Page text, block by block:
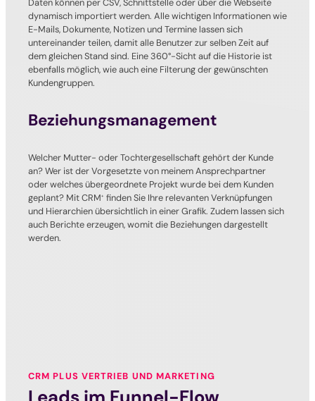
Daten können per CSV, Schnittstelle oder über die Webseite
dynamisch importiert werden. Alle wichtigen Informationen wie
E-Mails, Dokumente, Notizen und Termine lassen sich
untereinander teilen, damit alle Benutzer zur selben Zeit auf
dem gleichen Stand sind. Eine 360°-Sicht auf die Historie ist
ebenfalls möglich, wie auch eine Filterung der gewünschten
Kundengruppen.
Beziehungsmanagement
Welcher Mutter- oder Tochtergesellschaft gehört der Kunde
an? Wer ist der Vorgesetzte von meinem Ansprechpartner
oder welches übergeordnete Projekt wurde bei dem Kunden
geplant? Mit CRM+ finden Sie Ihre relevanten Verknüpfungen
und Hierarchien übersichtlich in einer Grafik. Zudem lassen sich
auch Berichte erzeugen, womit die Beziehungen dargestellt
werden.
CRM PLUS VERTRIEB UND MARKETING